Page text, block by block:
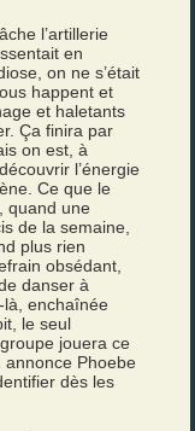
l’artillerie
en
on ne s’était
happent et
et haletants
Ça finira par
on est, à
l’énergie
Ce que le
quand une
de la semaine,
plus rien
obsédant,
danser à
là, enchaînée
le seul
jouera ce
annonce Phoebe
dès les